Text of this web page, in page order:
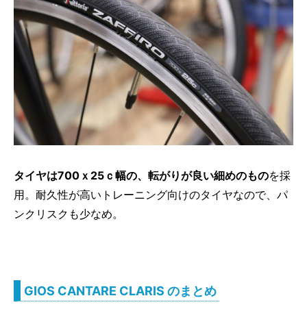
タイヤは700ｘ25ｃ幅の、転がりが良い細めのものを採
用。耐久性が高いトレーニング向けのタイヤなので、パ
ンクリスクも少なめ。
GIOS CANTARE CLARIS のまとめ